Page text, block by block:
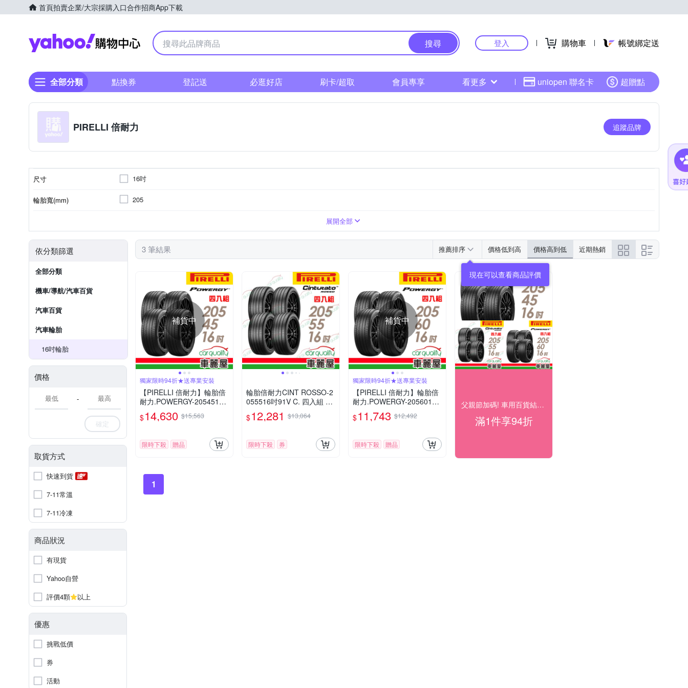
首頁拍賣企業/大宗採購入口合作招商App下載
Yahoo購物中心
搜尋 登入 購物車 帳號綁定送
全部分類 點換券 登記送 必逛好店 刷卡/超取 會員專享 看更多 uniopen 聯名卡 超贈點
PIRELLI 倍耐力 追蹤品牌
尺寸 16吋
輪胎寬(mm) 205
展開全部
依分類篩選
全部分類
機車/導航/汽車百貨
汽車百貨
汽車輪胎
16吋輪胎
價格
-
確定
取貨方式
快速到貨
7-11常溫
7-11冷凍
商品狀況
有現貨
Yahoo自營
評價4顆
以上
優惠
挑戰低價
券
活動
3 筆結果 推薦排序 價格低到高 價格高到低 近期熱銷
現在可以查看商品評價
補貨中
獨家限時94折★送專業安裝
【PIRELLI 倍耐力】輪胎倍
耐力.POWERGY-2054516
吋_四入組_(車麗屋)
$14,630 $15,563
限時下殺 贈品
輪胎倍耐力CINT ROSSO-2
055516吋91V C. 四入組 送
安裝(車麗屋)
$12,281 $13,064
限時下殺 券
補貨中
獨家限時94折★送專業安裝
【PIRELLI 倍耐力】輪胎倍
耐力.POWERGY-2056016
吋_四入組_(車麗屋)
$11,743 $12,492
限時下殺 贈品
父親節加碼! 車用百貨結帳94折
滿1件享94折
1